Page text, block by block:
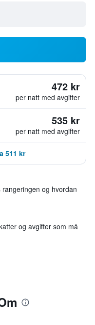
472 kr
per natt med avgifter
535 kr
per natt med avgifter
511 kr
og hvordan
og avgifter som må